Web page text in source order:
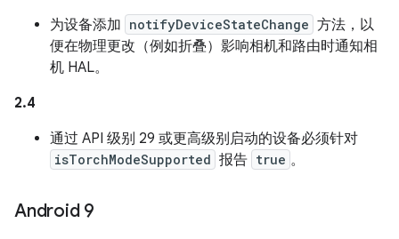
为设备添加 notifyDeviceStateChange 方法，以
便在物理更改（例如折叠）影响相机和路由时通知相
机 HAL。
2.4
通过 API 级别 29 或更高级别启动的设备必须针对
isTorchModeSupported 报告 true 。
Android 9